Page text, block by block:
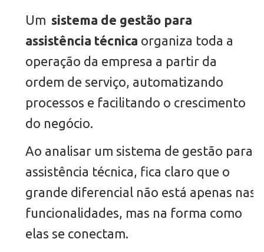
Um sistema de gestão para
assistência técnica organiza toda a
operação da empresa a partir da
ordem de serviço, automatizando
processos e facilitando o crescimento
do negócio.
Ao analisar um sistema de gestão para
assistência técnica, fica claro que o
grande diferencial não está apenas nas
funcionalidades, mas na forma como
elas se conectam.